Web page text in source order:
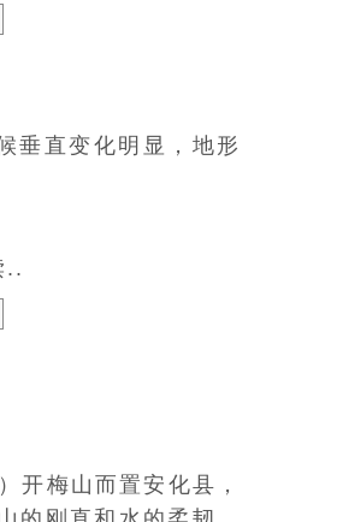
垂直变化明显，地形
..
开梅山而置安化县，